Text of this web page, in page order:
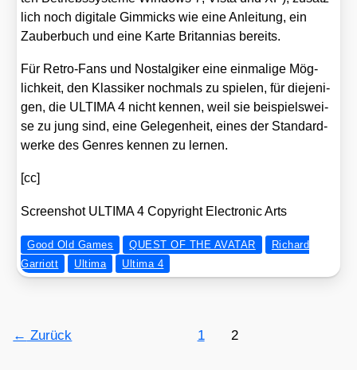
lich noch digi­ta­le Gim­micks wie eine Anlei­tung, ein
Zau­ber­buch und eine Kar­te Bri­tan­ni­as bereits.
Für Retro-Fans und Nost­al­gi­ker eine ein­ma­li­ge Mög­
lich­keit, den Klas­si­ker noch­mals zu spie­len, für die­je­ni­
gen, die ULTIMA 4 nicht ken­nen, weil sie bei­spiels­wei­
se zu jung sind, eine Gele­gen­heit, eines der Stan­dard­
wer­ke des Gen­res ken­nen zu ler­nen.
[cc]
Screen­shot ULTIMA 4 Copy­right Elec­tro­nic Arts
Good Old Games QUEST OF THE AVATAR
Richard
Garriott
Ultima Ultima 4
← Zurück 1 2